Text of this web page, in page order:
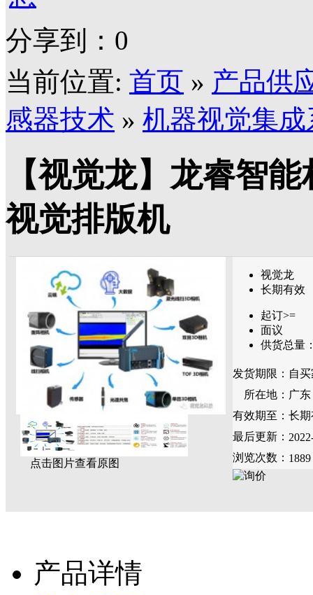
分享到： 0
当前位置: 首页 » 产品供
感器技术 » 机器视觉集成
【视觉龙】龙睿智
视觉排版机
点击图片查看原图
视觉龙
长期有效
起订>=
面议
供货总量
发货期限： 自
所在地： 广
有效期至： 长
最后更新：
浏览次数： 1889
产品详情